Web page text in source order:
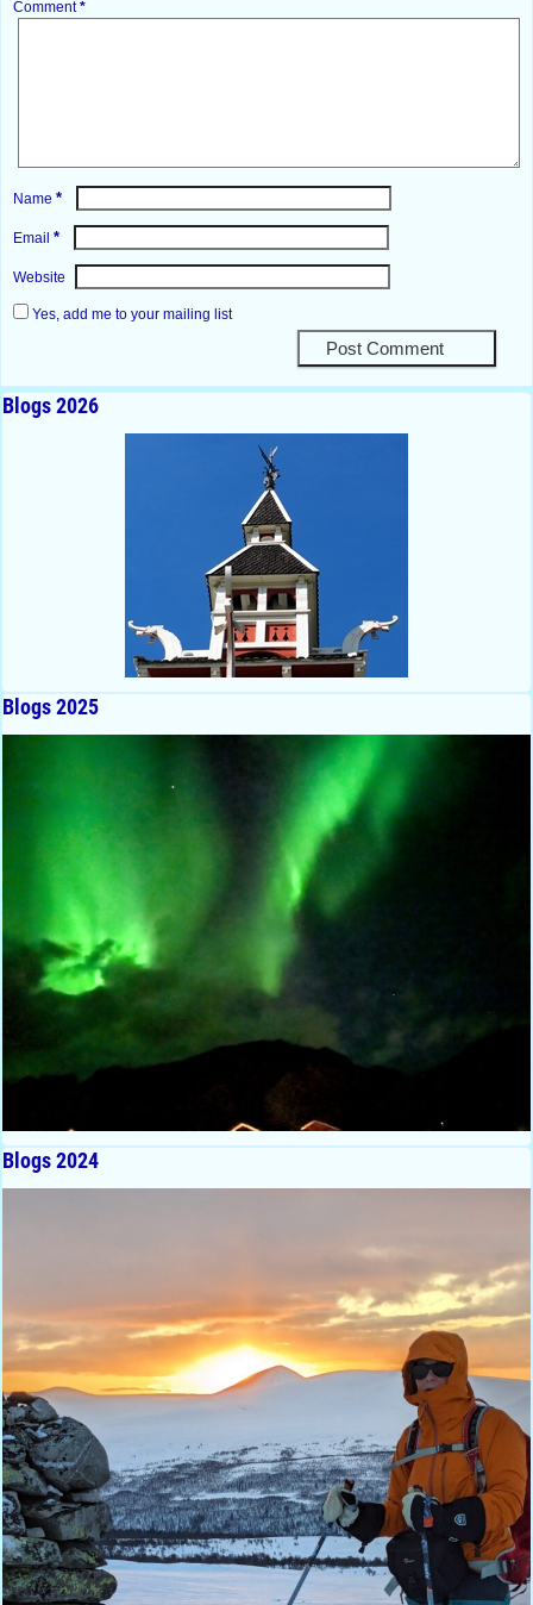
Comment*
Name *
Email *
Website
Yes, add me to your mailing list
Blogs 2026
Blogs 2025
Blogs 2024